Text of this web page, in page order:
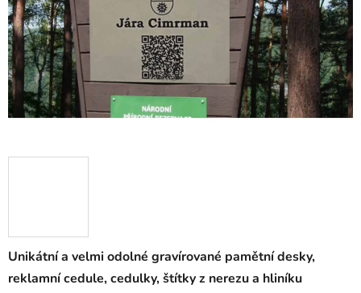
Unikátní a velmi odolné gravírované pamětní desky,
reklamní cedule, cedulky, štítky z nerezu a hliníku